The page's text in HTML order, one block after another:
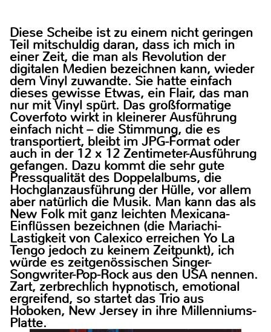
Diese Scheibe ist zu einem nicht geringen
Teil mitschuldig daran, dass ich mich in
einer Zeit, die man als Revolution der
digitalen Medien bezeichnen kann, wieder
dem Vinyl zuwandte. Sie hatte einfach
dieses gewisse Etwas, ein Flair, das man
nur mit Vinyl spürt. Das großformatige
Coverfoto wirkt in kleinerer Ausführung
einfach nicht – die Stimmung, die es
transportiert, bleibt im JPG-Format oder
auch in der 12 x 12 Zentimeter-Ausführung
gefangen. Dazu kommt die sehr gute
Pressqualität des Doppelalbums, die
Hochglanzausführung der Hülle, vor allem
aber natürlich die Musik. Man kann das als
New Folk mit ganz leichten Mexicana-
Einflüssen bezeichnen (die Mariachi-
Lastigkeit von Calexico erreichen Yo La
Tengo jedoch zu keinem Zeitpunkt), ich
würde es zeitgenössischen Singer-
Songwriter-Pop-Rock aus den USA nennen.
Zart, zerbrechlich hypnotisch, emotional
ergreifend, so startet das Trio aus
Hoboken, New Jersey in ihre Millenniums-
Platte.